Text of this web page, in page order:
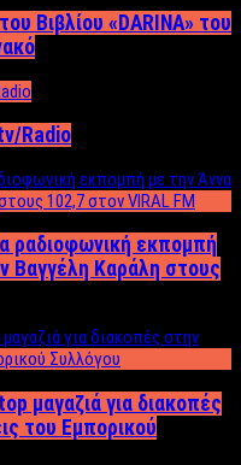
Βιβλίου «DARINA» του
Radio
ραδιοφωνική εκπομπή
Βαγγέλη Καράλη στους
μαγαζιά για διακοπές
του Εμπορικού